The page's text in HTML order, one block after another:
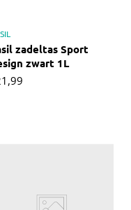
zadeltas Sport
zwart 1L